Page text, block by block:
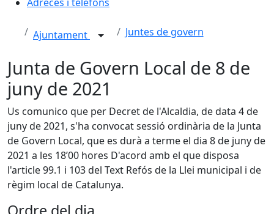
Ajuntament Juntes de govern
Junta de Govern Local de 8 de
juny de 2021
Us comunico que per Decret de l'Alcaldia, de data 4 de
juny de 2021, s'ha convocat sessió ordinària de la Junta
de Govern Local, que es durà a terme el dia 8 de juny de
2021 a les 18’00 hores D'acord amb el que disposa
l'article 99.1 i 103 del Text Refós de la Llei municipal i de
règim local de Catalunya.